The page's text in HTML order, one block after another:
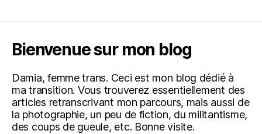
Bienvenue sur mon blog
Damia, femme trans. Ceci est mon blog dédié à
ma transition. Vous trouverez essentiellement des
articles retranscrivant mon parcours, mais aussi de
la photographie, un peu de fiction, du militantisme,
des coups de gueule, etc. Bonne visite.